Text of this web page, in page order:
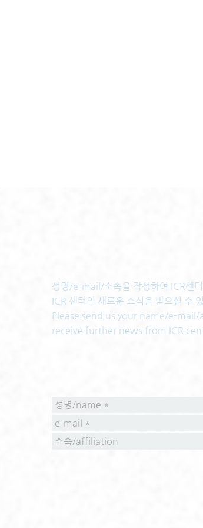
성명/e-mail/소속을 작성하여 ICR센
ICR 센터의 새로운 소식을 받으실 수
Please send us your name/e-
receive further news from ICR